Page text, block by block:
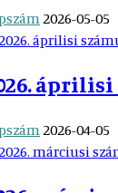
2026-05-05
2026-04-05